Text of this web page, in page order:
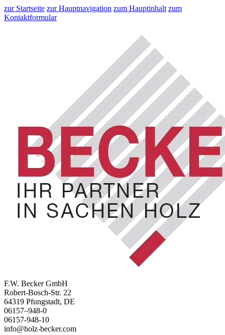
zur Startseite zur Hauptnavigation zum Hauptinhalt zum
Kontaktformular
F.W. Becker GmbH
Robert-Bosch-Str. 22
64319 Pfungstadt, DE
06157–948-0
06157-948-10
info@holz-becker.com